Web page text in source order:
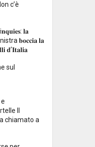
c’è
𝐥𝐚
𝐛𝐨𝐜𝐜𝐢𝐚 𝐥𝐚
𝐝’𝐈𝐭𝐚𝐥𝐢𝐚
sul
Il
chiamato a